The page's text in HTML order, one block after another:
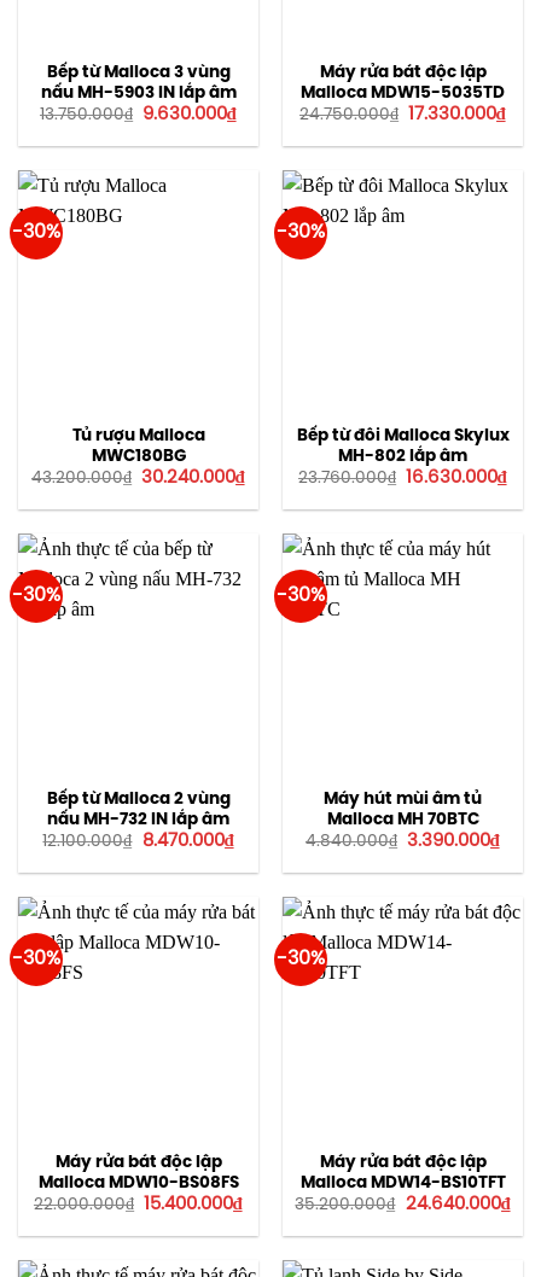
Bếp từ Malloca 3 vùng
nấu MH-5903 IN lắp âm
13.750.000₫
Giá
là:
9.630.000₫Giá
tại
9.630.000₫.
Máy rửa bát độc lập
Malloca MDW15-5035TD
24.750.000₫ Giá
là:
17.330.000₫Giá
tại
-30%
Tủ rượu Malloca
MWC180BG
43.200.000₫ Giá
là:
30.240.000₫Giá
tại
30.240.000₫.
-30%
Bếp từ đôi Malloca Skylux
MH-802 lắp âm
23.760.000₫ Giá
là:
16.630.000₫Giá
tại
-30%
Bếp từ Malloca 2 vùng
nấu MH-732 IN lắp âm
12.100.000₫
Giá
là:
8.470.000₫Giá
tại
8.470.000₫.
-30%
Máy hút mùi âm tủ
Malloca MH 70BTC
4.840.000₫ Giá
là:
3.390.000₫Giá
tại
-30%
Máy rửa bát độc lập
Malloca MDW10-BS08FS
22.000.000₫ Giá
là:
15.400.000₫Giá
tại
15.400.000₫.
-30%
Máy rửa bát độc lập
Malloca MDW14-BS10TFT
35.200.000₫
Giá
là:
24.640.000₫Giá
tại